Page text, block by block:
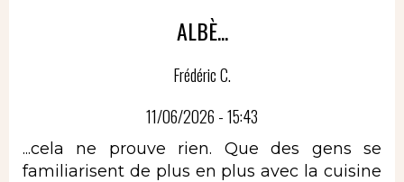
ALBÈ...
Frédéric C.
11/06/2026 - 15:43
...cela ne prouve rien. Que des gens se
familiarisent de plus en plus avec la cuisine